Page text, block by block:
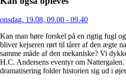
onsdag. 19.08, 09.00 - 09.40
Kan man høre forskel på en rigtig fugl
bliver kejseren rørt til tårer af den ægte
samme måde af den mekaniske? Vi
H.C. Andersens eventyr om
dramatisering folder historien sig ud i